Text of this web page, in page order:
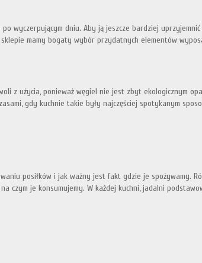
wyczerpującym dniu. Aby ją jeszcze bardziej
mamy bogaty wybór przydatnych elementów
z użycia, ponieważ węgiel nie jest zbyt ekologicznym
gdy kuchnie takie były najczęściej spotykanym
posiłków i jak ważny jest fakt gdzie je spożywamy.
czym je konsumujemy. W każdej kuchni, jadalni